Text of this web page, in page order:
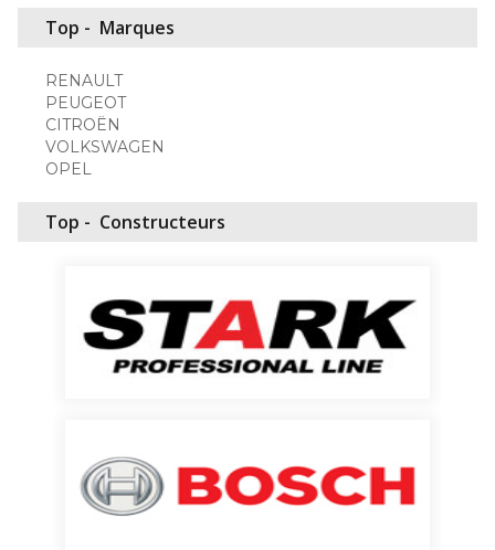
Top - Marques
RENAULT
PEUGEOT
CITROËN
VOLKSWAGEN
OPEL
Top - Constructeurs